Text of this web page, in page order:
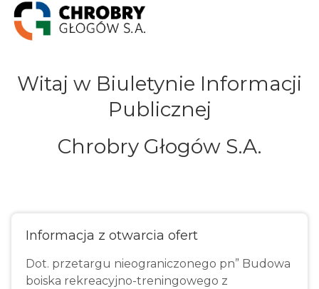
Witaj w Biuletynie Informacji
Publicznej
Chrobry Głogów S.A.
Informacja z otwarcia ofert
Dot. przetargu nieograniczonego pn” Budowa
boiska rekreacyjno-treningowego z